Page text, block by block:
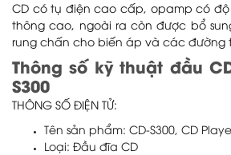
CD có tụ điện cao cấp, opamp có
thông cao, ngoài ra còn được bổ
rung chấn cho biến áp và các đường
Thông số kỹ thuật đầu
S300
THÔNG SỐ ĐIỆN TỬ:
Tên sản phẩm: CD-S300, CD
Loại: Đầu đĩa CD